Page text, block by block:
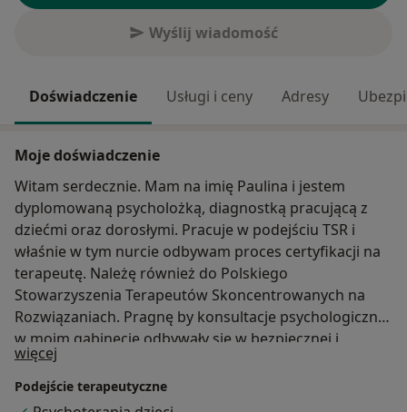
Wyślij wiadomość
Doświadczenie Usługi i ceny Adresy
Moje doświadczenie
Witam serdecznie. Mam na imię Paulina i jestem
dyplomowaną psycholożką, diagnostką pracującą z
dziećmi oraz dorosłymi. Pracuje w podejściu TSR i
właśnie w tym nurcie odbywam proces certyfikacji na
terapeutę. Należę również do Polskiego
Stowarzyszenia Terapeutów Skoncentrowanych na
Rozwiązaniach. Pragnę by konsultacje psychologiczne
w moim gabinecie odbywały się w bezpiecznej i
komfortowej atmosferze, zatem jeśli masz obawy
przed umówieniem wizyty chcę to podkreślić.
Psychologia jest moją pasją oraz zawodem, w którym
więcej
Podejście terapeutyczne